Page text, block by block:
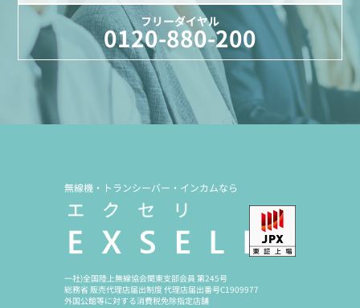
フリーダイヤル
0120-880-200
無線機・トランシーバー・インカムなら
一社)全国陸上無線協会関東支部会員 第245号
総務省 販売代理店届出制度 代理店届出番号C1909977
外国公館等に対する消費税免除指定店舗